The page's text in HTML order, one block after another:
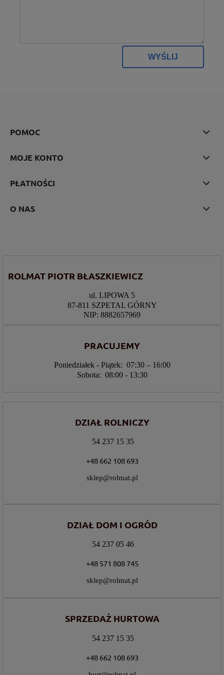
WYŚLIJ
POMOC
MOJE KONTO
PŁATNOŚCI
O NAS
ROLMAT PIOTR BŁASZKIEWICZ
ul. LIPOWA 5
87-811 SZPETAL GÓRNY
NIP: 8882657969
PRACUJEMY
Poniedziałek - Piątek: 07:30 – 16:00
Sobota: 08:00 - 13:30
DZIAŁ ROLNICZY
54 237 15 35
+48 662 108 693
sklep@rolmat.pl
DZIAŁ DOM I OGRÓD
54 237 05 46
+48 571 808 745
sklep@rolmat.pl
SPRZEDAŻ HURTOWA
54 237 15 35
+48 662 108 693